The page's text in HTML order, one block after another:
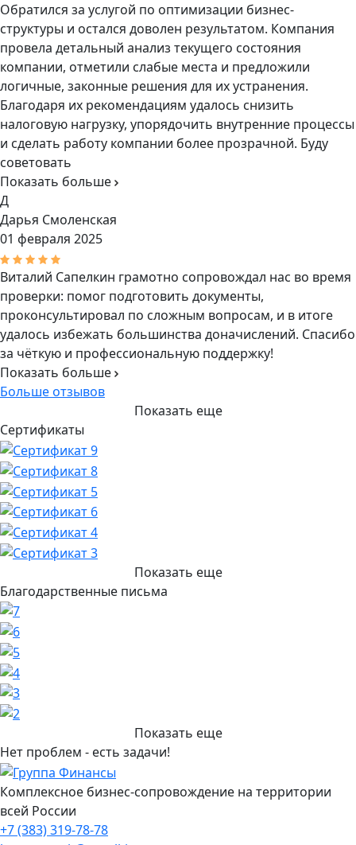
Обратился за услугой по оптимизации бизнес-
структуры и остался доволен результатом. Компания
провела детальный анализ текущего состояния
компании, отметили слабые места и предложили
логичные, законные решения для их устранения.
Благодаря их рекомендациям удалось снизить
налоговую нагрузку, упорядочить внутренние процессы
и сделать работу компании более прозрачной. Буду
советовать
Показать больше
Д
Дарья Смоленская
01 февраля 2025
Виталий Сапелкин грамотно сопровождал нас во время
проверки: помог подготовить документы,
проконсультировал по сложным вопросам, и в итоге
удалось избежать большинства доначислений. Спасибо
за чёткую и профессиональную поддержку!
Показать больше
Больше отзывов
Показать еще
Сертификаты
Показать еще
Благодарственные письма
Показать еще
Нет проблем - есть задачи!
Комплексное бизнес-сопровождение на территории
всей России
+7 (383) 319-78-78